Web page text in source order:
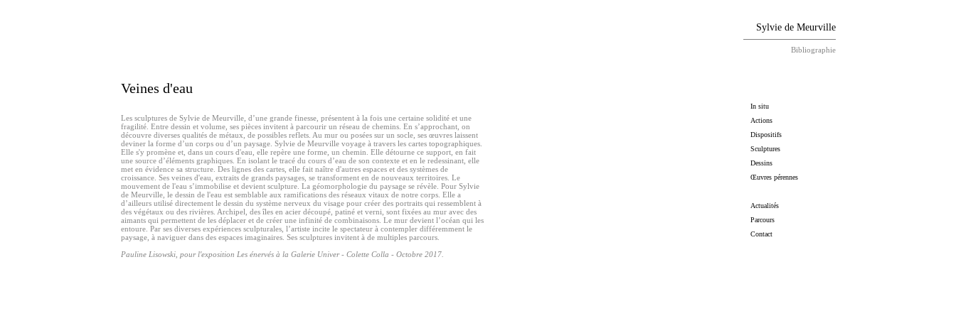
Veines d'eau
Les sculptures de Sylvie de Meurville, d’une grande finesse, présentent à la fois une certaine solidité et une
fragilité. Entre dessin et volume, ses pièces invitent à parcourir un réseau de chemins. En s’approchant, on
découvre diverses qualités de métaux, de possibles reflets. Au mur ou posées sur un socle, ses œuvres laissent
deviner la forme d’un corps ou d’un paysage. Sylvie de Meurville voyage à travers les cartes topographiques.
Elle s'y promène et, dans un cours d'eau, elle repère une forme, un chemin. Elle détourne ce support, en fait
une source d’éléments graphiques. En isolant le tracé du cours d’eau de son contexte et en le redessinant, elle
met en évidence sa structure. Des lignes des cartes, elle fait naître d'autres espaces et des systèmes de
croissance. Ses veines d'eau, extraits de grands paysages, se transforment en de nouveaux territoires. Le
mouvement de l'eau s’immobilise et devient sculpture. La géomorphologie du paysage se révèle. Pour Sylvie
de Meurville, le dessin de l'eau est semblable aux ramifications des réseaux vitaux de notre corps. Elle a
d’ailleurs utilisé directement le dessin du système nerveux du visage pour créer des portraits qui ressemblent à
des végétaux ou des rivières. Archipel, des îles en acier découpé, patiné et verni, sont fixées au mur avec des
aimants qui permettent de les déplacer et de créer une infinité de combinaisons. Le mur devient l’océan qui les
entoure. Par ses diverses expériences sculpturales, l’artiste incite le spectateur à contempler différemment le
paysage, à naviguer dans des espaces imaginaires. Ses sculptures invitent à de multiples parcours.
Pauline Lisowski, pour l'exposition Les énervés à la Galerie Univer - Colette Colla - Octobre 2017.
Sylvie de Meurville
Bibliographie
In situ
Actions
Dispositifs
Sculptures
Dessins
Œuvres pérennes
Actualités
Parcours
Contact